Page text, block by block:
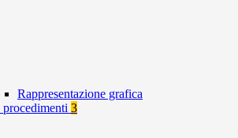
Rappresentazione grafica
3